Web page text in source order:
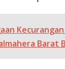
Barat